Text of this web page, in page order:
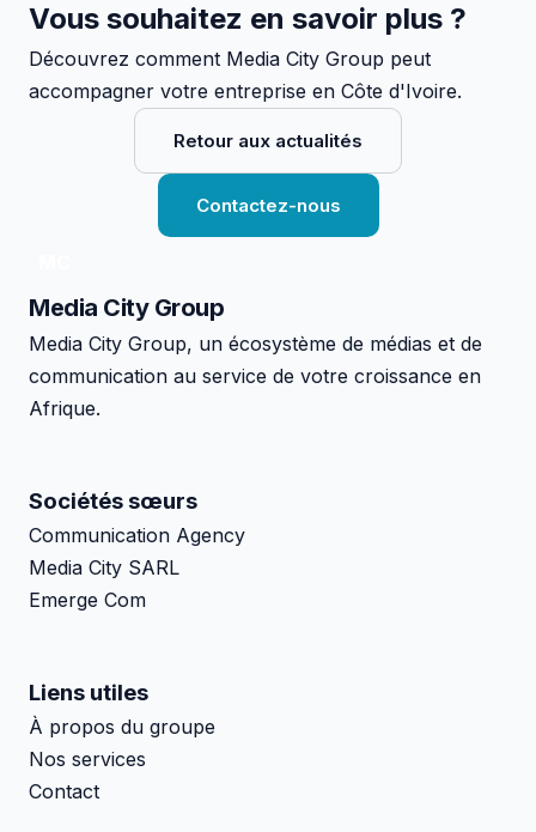
Vous souhaitez en savoir plus ?
Découvrez comment Media City Group peut
accompagner votre entreprise en Côte d'Ivoire.
Retour aux actualités
Contactez-nous
Media City Group
Media City Group, un écosystème de médias et de
communication au service de votre croissance en
Afrique.
Sociétés sœurs
Communication Agency
Media City SARL
Emerge Com
Liens utiles
À propos du groupe
Nos services
Contact